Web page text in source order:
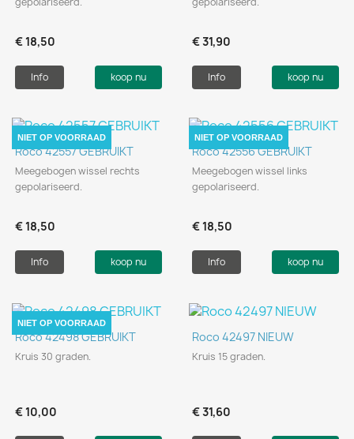
€ 18,50
Info koop nu
€ 31,90
Info koop nu
Roco 42557 GEBRUIKT
Meegebogen wissel rechts
gepolariseerd.
€ 18,50
Info koop nu
NIET OP VOORRAAD
Roco 42556 GEBRUIKT
Meegebogen wissel links
gepolariseerd.
€ 18,50
Info koop nu
NIET OP VOORRAAD
Roco 42498 GEBRUIKT
Kruis 30 graden.
€ 10,00
NIET OP VOORRAAD
Roco 42497 NIEUW
Kruis 15 graden.
€ 31,60